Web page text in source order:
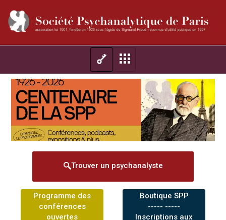
Trouver un psychanalyste
Programme des
conférences
ouvertes
Boutique SPP
----- -----
Inscriptions aux